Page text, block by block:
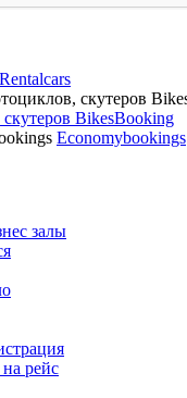
Rentalcars
BikesBooking
Economybookings
залы
рейс